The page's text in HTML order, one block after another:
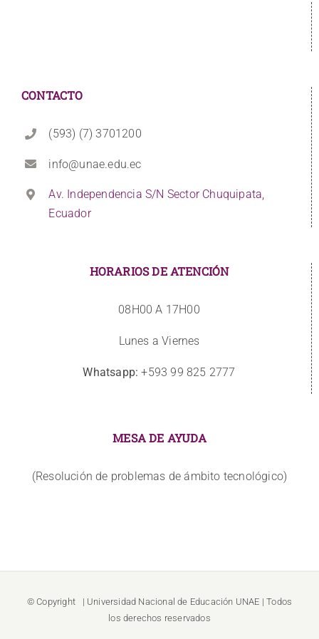
CONTACTO
(593) (7) 3701200
info@unae.edu.ec
Av. Independencia S/N Sector Chuquipata,
Ecuador
HORARIOS DE ATENCIÓN
08H00 A 17H00
Lunes a Viernes
Whatsapp: +593 99 825 2777
MESA DE AYUDA
(Resolución de problemas de ámbito tecnológico)
© Copyright | Universidad Nacional de Educación UNAE | Todos
los derechos reservados